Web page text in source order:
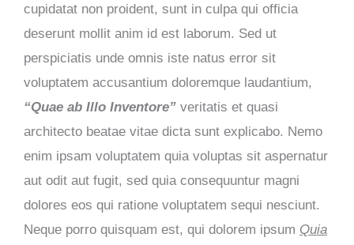
cupidatat non proident, sunt in culpa qui officia
deserunt mollit anim id est laborum. Sed ut
perspiciatis unde omnis iste natus error sit
voluptatem accusantium doloremque laudantium,
“Quae ab Illo Inventore” veritatis et quasi
architecto beatae vitae dicta sunt explicabo. Nemo
enim ipsam voluptatem quia voluptas sit aspernatur
aut odit aut fugit, sed quia consequuntur magni
dolores eos qui ratione voluptatem sequi nesciunt.
Neque porro quisquam est, qui dolorem ipsum Quia